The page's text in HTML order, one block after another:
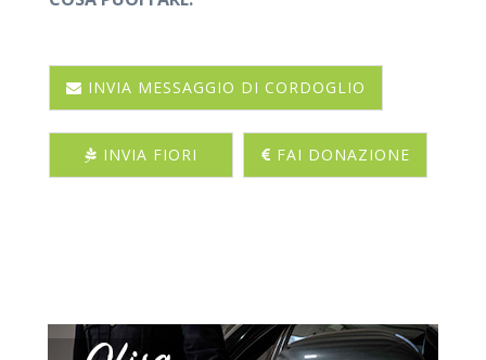
INVIA MESSAGGIO DI CORDOGLIO
INVIA FIORI FAI DONAZIONE